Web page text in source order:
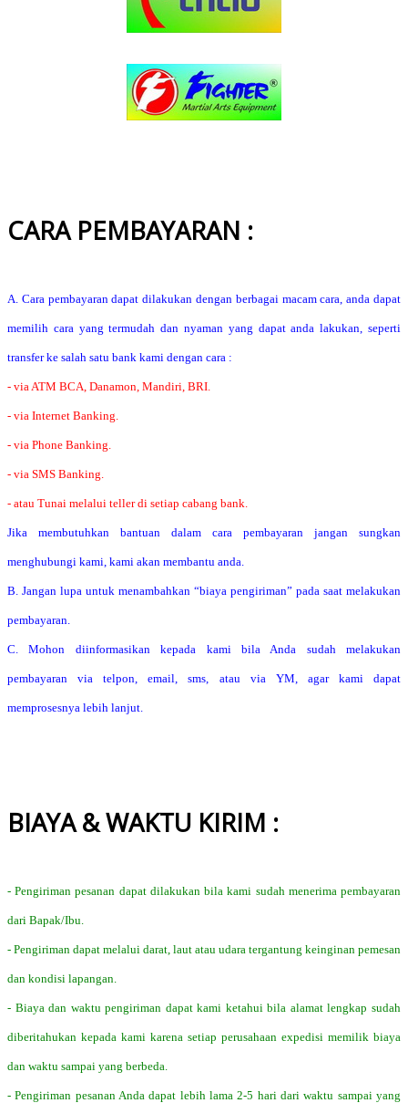
CARA PEMBAYARAN :
A. Cara pembayaran dapat dilakukan dengan berbagai macam cara, anda dapat
memilih cara yang termudah dan nyaman yang dapat anda lakukan, seperti
transfer ke salah satu bank kami dengan cara :
- via ATM BCA, Danamon, Mandiri, BRI.
- via Internet Banking.
- via Phone Banking.
- via SMS Banking.
- atau Tunai melalui teller di setiap cabang bank.
Jika membutuhkan bantuan dalam cara pembayaran jangan sungkan
menghubungi kami, kami akan membantu anda.
B. Jangan lupa untuk menambahkan “biaya pengiriman” pada saat melakukan
pembayaran.
C. Mohon diinformasikan kepada kami bila Anda sudah melakukan
pembayaran via telpon, email, sms, atau via YM, agar kami dapat
memprosesnya lebih lanjut.
BIAYA & WAKTU KIRIM :
- Pengiriman pesanan dapat dilakukan bila kami sudah menerima pembayaran
dari Bapak/Ibu.
- Pengiriman dapat melalui darat, laut atau udara tergantung keinginan pemesan
dan kondisi lapangan.
- Biaya dan waktu pengiriman dapat kami ketahui bila alamat lengkap sudah
diberitahukan kepada kami karena setiap perusahaan expedisi memilik biaya
dan waktu sampai yang berbeda.
- Pengiriman pesanan Anda dapat lebih lama 2-5 hari dari waktu sampai yang